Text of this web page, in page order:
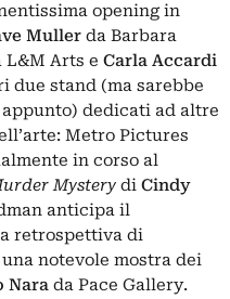
opening in
Muller da Barbara
L&M Arts e Carla Accardi
due stand (ma sarebbe
dedicati ad altre
Metro Pictures
in corso al
Mystery di Cindy
anticipa il
retrospettiva di
una notevole mostra dei
Nara da Pace Gallery.